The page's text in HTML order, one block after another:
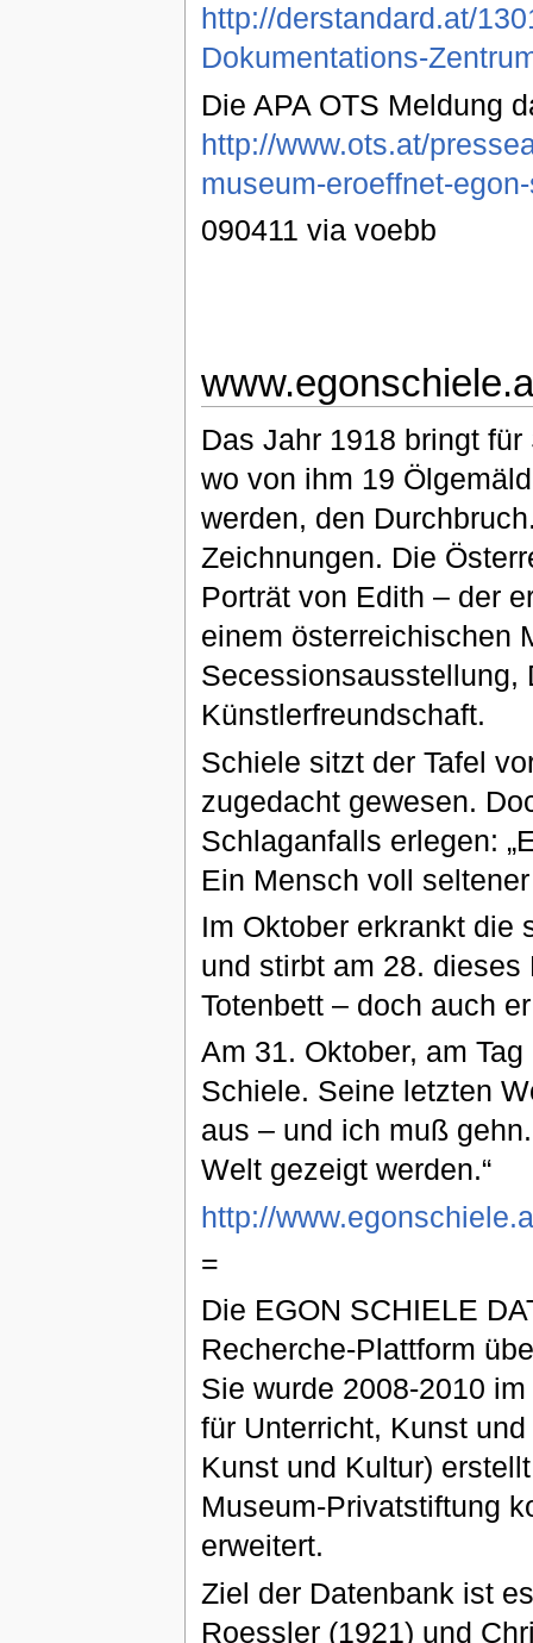
http://derstandard.at/
Dokumentations-
Die APA OTS Meldung
http://www.ots.at/
museum-eroeffnet-
090411 via voebb
Das Jahr 1918 bringt
wo von ihm 19
werden, den
Zeichnungen. Die
Porträt von Edith – der
einem österreichischen
Secessionsausstellung,
Künstlerfreundschaft.
Schiele sitzt der Tafel
zugedacht gewesen.
Schlaganfalls erlegen:
Ein Mensch voll
Im Oktober erkrankt die
und stirbt am 28.
Totenbett – doch auch
Am 31. Oktober, am
Schiele. Seine letzten
aus – und ich muß
Welt gezeigt werden.“
http://
=
Die EGON SCHIELE
Recherche-Plattform
Sie wurde 2008-2010
für Unterricht, Kunst
Kunst und Kultur)
Museum-Privatstiftung
erweitert.
Ziel der Datenbank ist
Roessler (1921) und